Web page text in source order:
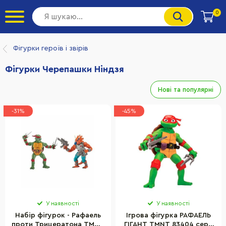
0
Фігурки героїв і звірів
Фігурки Черепашки Ніндзя
Нові та популярні
-31%
У наявності
Набір фігурок - Рафаель
проти Трицератона TMNT
-45%
У наявності
Ігрова фігурка РАФАЕЛЬ
ГІГАНТ TMNT 83404 серії